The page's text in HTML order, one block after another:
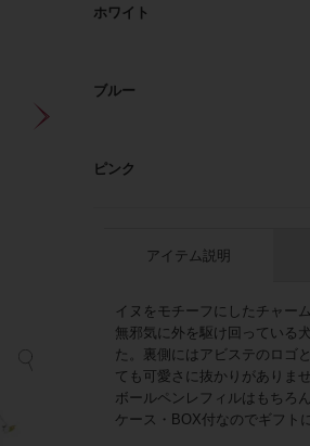
ホワイト
ブルー
ピンク
アイテム説明
イヌをモチーフにしたチャー
無邪気に外を駆け回っている
た。裏側にはアビステのロゴ
ても可愛さに抜かりがありま
ボールペンレフィルはもちろ
ケース・BOX付なのでギフト